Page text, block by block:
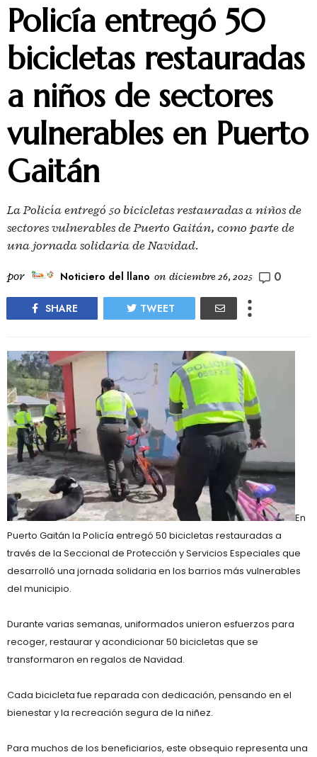
Policía entregó 50
bicicletas restauradas
a niños de sectores
vulnerables en Puerto
Gaitán
La Policía entregó 50 bicicletas restauradas a niños de
sectores vulnerables de Puerto Gaitán, como parte de
una jornada solidaria de Navidad.
por Noticiero del llano on diciembre 26, 2025 0
SHARE TWEET
En
Puerto Gaitán la Policía entregó 50 bicicletas restauradas a
través de la Seccional de Protección y Servicios Especiales que
desarrolló una jornada solidaria en los barrios más vulnerables
del municipio.
Durante varias semanas, uniformados unieron esfuerzos para
recoger, restaurar y acondicionar 50 bicicletas que se
transformaron en regalos de Navidad.
Cada bicicleta fue reparada con dedicación, pensando en el
bienestar y la recreación segura de la niñez.
Para muchos de los beneficiarios, este obsequio representa una